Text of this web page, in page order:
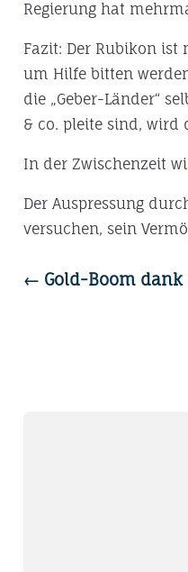
Regierung hat
Fazit: Der Rubikon
um Hilfe bitten
die „Geber-Länder“
& co. pleite sind, wird
In der Zwischenzeit
Der Auspressung
versuchen, sein
← Gold-Boom